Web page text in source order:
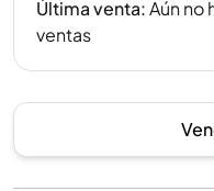
Última venta:Aún no
ventas